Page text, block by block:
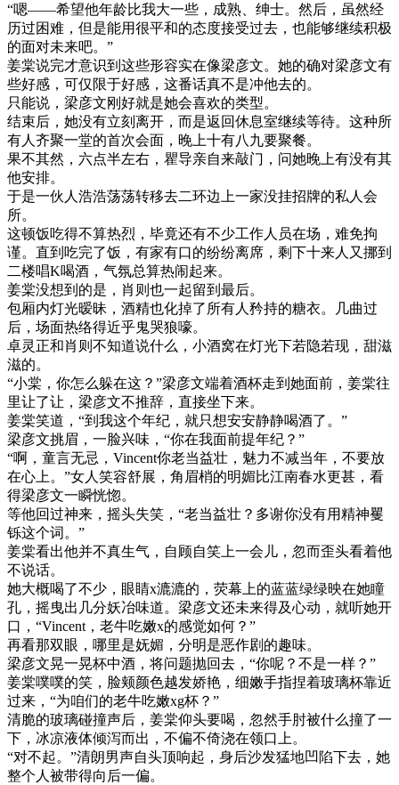
“嗯——希望他年龄比我大一些，成熟、绅士。然后，虽然经
历过困难，但是能用很平和的态度接受过去，也能够继续积极
的面对未来吧。”
姜棠说完才意识到这些形容实在像梁彦文。她的确对梁彦文有
些好感，可仅限于好感，这番话真不是冲他去的。
只能说，梁彦文刚好就是她会喜欢的类型。
结束后，她没有立刻离开，而是返回休息室继续等待。这种所
有人齐聚一堂的首次会面，晚上十有八九要聚餐。
果不其然，六点半左右，瞿导亲自来敲门，问她晚上有没有其
他安排。
于是一伙人浩浩荡荡转移去二环边上一家没挂招牌的私人会
所。
这顿饭吃得不算热烈，毕竟还有不少工作人员在场，难免拘
谨。直到吃完了饭，有家有口的纷纷离席，剩下十来人又挪到
二楼唱K喝酒，气氛总算热闹起来。
姜棠没想到的是，肖则也一起留到最后。
包厢内灯光暧昧，酒精也化掉了所有人矜持的糖衣。几曲过
后，场面热络得近乎鬼哭狼嚎。
卓灵正和肖则不知道说什么，小酒窝在灯光下若隐若现，甜滋
滋的。
“小棠，你怎么躲在这？”梁彦文端着酒杯走到她面前，姜棠往
里让了让，梁彦文不推辞，直接坐下来。
姜棠笑道，“到我这个年纪，就只想安安静静喝酒了。”
梁彦文挑眉，一脸兴味，“你在我面前提年纪？”
“啊，童言无忌，Vincent你老当益壮，魅力不减当年，不要放
在心上。”女人笑容舒展，角眉梢的明媚比江南春水更甚，看
得梁彦文一瞬恍惚。
等他回过神来，摇头失笑，“老当益壮？多谢你没有用精神矍
铄这个词。”
姜棠看出他并不真生气，自顾自笑上一会儿，忽而歪头看着他
不说话。
她大概喝了不少，眼睛x漉漉的，荧幕上的蓝蓝绿绿映在她瞳
孔，摇曳出几分妖冶味道。梁彦文还未来得及心动，就听她开
口，“Vincent，老牛吃嫩x的感觉如何？”
再看那双眼，哪里是妩媚，分明是恶作剧的趣味。
梁彦文晃一晃杯中酒，将问题抛回去，“你呢？不是一样？”
姜棠噗噗的笑，脸颊颜色越发娇艳，细嫩手指捏着玻璃杯靠近
过来，“为咱们的老牛吃嫩xg杯？”
清脆的玻璃碰撞声后，姜棠仰头要喝，忽然手肘被什么撞了一
下，冰凉液体倾泻而出，不偏不倚浇在领口上。
“对不起。”清朗男声自头顶响起，身后沙发猛地凹陷下去，她
整个人被带得向后一偏。